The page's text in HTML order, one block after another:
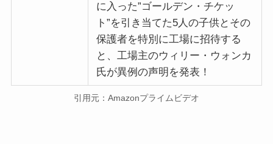
に入った”ゴールデン・チケッ
ト”を引き当てた5人の子供とその
保護者を特別に工場に招待する
と、工場主のウィリー・ウォンカ
氏が異例の声明を発表！
引用元：Amazonプライムビデオ